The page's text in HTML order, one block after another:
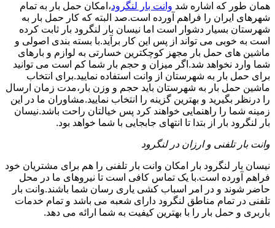
همان طور که اشاره شد وانت بار لنگرود،امکان حمل بار به تمام
شهرهای ایران را فراهم آورده است.صد البته که کار حمل بار به
شهرستان بسیار دشوار است اما نیسان بار لنگرود بار ثابت کرده
است به خوبی می تواند از پس این کار برآید.با بسته بندی اصولی و
ماشین های حمل بار مجهز کوچکترین خسارتی به لوازم و بارهای
شما وارد نخواهد شد.اگر میزان و حجم بار شما کم است می توانید
برای حمل بار به شهرستان از وانت استفاده نمایید.برای انتخاب
ماشین حمل بار به شهرستان باید حجم و وزن بار،مدت زمان ارسال
را درنظر بگیرید و بهترین گزینه را انتخاب نمایید.مشاوران ما در این
زمینه شما را راهنمایی خواهند کرد پس خیالتان راحت باشد.نیسان
بار لنگرود بار از بتدا تا انتهای جابجایی با شما خواهد بود.
وانت بار تلفنی و ارزان در لنگرود
نیسان بار لنگرود بار امکان وانت بار تلفنی را هم برای مشتریان خود
فراهم آورده است.با یک تماس کافی است تا نیروهای ما در محل
حاضر شوند و در امر اسباب کشی یاری رسان شما باشند.وانت بار
تلفنی در تمام مناطق لنگرود دارای شعبه می باشد و تمام خدمات
باربری و حمل بار را با بهترین کیفیت به شما ارائه می دهد.